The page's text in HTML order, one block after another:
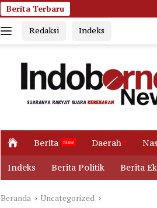
Berita Terbaru Dugaan
Redaksi Indeks
H
m
e
Berita Daerah
Indeks Berita Politik Berita
Beranda Uncategorized